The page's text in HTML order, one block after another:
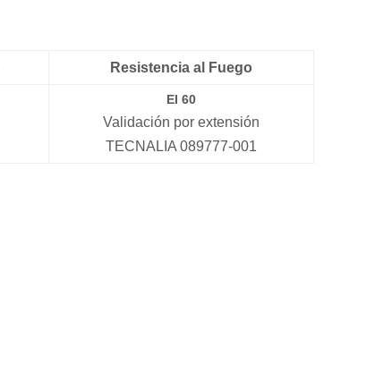
Resistencia al Fuego
EI 60
Validación por extensión
TECNALIA 089777-001